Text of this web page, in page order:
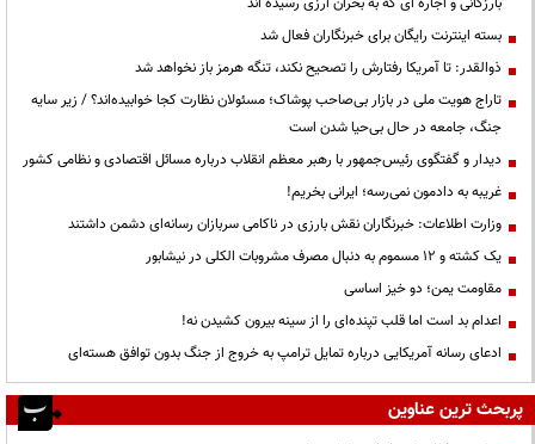
بسته اینترنت رایگان برای خبرنگاران فعال شد
ذوالقدر: تا آمریکا رفتارش را تصحیح نکند، تنگه هرمز باز نخواهد شد
تاراج هویت ملی در بازار بی‌صاحب پوشاک؛ مسئولان نظارت کجا خوابیده‌اند؟ / زیر سایه
جنگ، جامعه در حال بی‌حیا شدن است
دیدار و گفتگوی رئیس‌جمهور با رهبر معظم انقلاب درباره مسائل اقتصادی و نظامی کشور
غریبه به دادمون نمی‌رسه؛ ایرانی بخریم!
وزارت اطلاعات: خبرنگاران نقش بارزی در ناکامی سربازان رسانه‌ای دشمن داشتند
یک کشته و ۱۲ مسموم به دنبال مصرف مشروبات الکلی در نیشابور
مقاومت یمن؛ دو خیز اساسی
اعدام بد است اما قلب تپنده‌ای را از سینه بیرون کشیدن نه!
ادعای رسانه آمریکایی درباره تمایل ترامپ به خروج از جنگ بدون توافق هسته‌ای
پربحث ترین عناوین